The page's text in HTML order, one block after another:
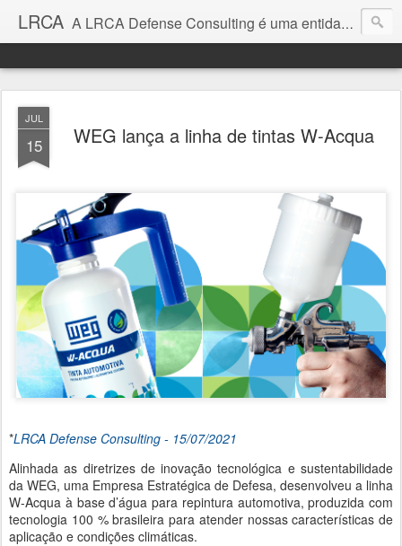
LRCA A LRCA Defense Consulting é uma entidade sem fins lucrativos que se dedica a produzir e divulgar notícias e análises sobre as Empresas de Defesa. Não somos jornalistas e nem este é um blog jornalístico.
JUL
15 WEG lança a linha de tintas W-Acqua
*LRCA Defense Consulting - 15/07/2021
Alinhada as diretrizes de inovação tecnológica e sustentabilidade
da WEG, uma Empresa Estratégica de Defesa, desenvolveu a linha
W-Acqua à base d’água para repintura automotiva, produzida com
tecnologia 100 % brasileira para atender nossas características de
aplicação e condições climáticas.